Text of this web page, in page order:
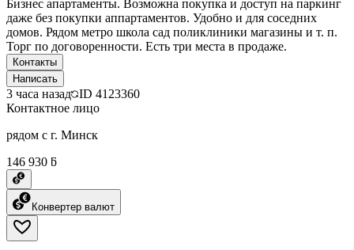
Бизнес апартаменты. Возможна покупка и доступ на паркинг
даже без покупки аппартаментов. Удобно и для соседних
домов. Рядом метро школа сад поликлиники магазины и т. п.
Торг по договоренности. Есть три места в продаже.
Контакты
Написать
3 часа назад ID 4123360
Контактное лицо
рядом с г. Минск
146 930 ƃ
Конвертер валют